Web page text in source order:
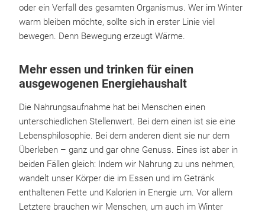
oder ein Verfall des gesamten Organismus. Wer im Winter
warm bleiben möchte, sollte sich in erster Linie viel
bewegen. Denn Bewegung erzeugt Wärme.
Mehr essen und trinken für einen
ausgewogenen Energiehaushalt
Die Nahrungsaufnahme hat bei Menschen einen
unterschiedlichen Stellenwert. Bei dem einen ist sie eine
Lebensphilosophie. Bei dem anderen dient sie nur dem
Überleben – ganz und gar ohne Genuss. Eines ist aber in
beiden Fällen gleich: Indem wir Nahrung zu uns nehmen,
wandelt unser Körper die im Essen und im Getränk
enthaltenen Fette und Kalorien in Energie um. Vor allem
Letztere brauchen wir Menschen, um auch im Winter